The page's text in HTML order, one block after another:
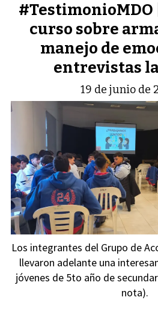
#TestimonioMDO |
curso sobre
manejo de
entrevistas
19 de junio de
Los integrantes del Grupo de
llevaron adelante una
jóvenes de 5to año de
nota).